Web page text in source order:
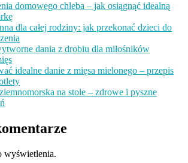
domowego chleba – jak osiągnąć idealną
dla całej rodziny: jak przekonać dzieci do
dania z drobiu dla miłośników
idealne danie z mięsa mielonego – przepis
na stole – zdrowe i pyszne
wyświetlenia.